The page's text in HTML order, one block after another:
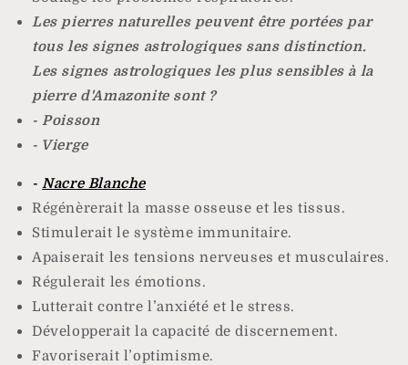
Les pierres naturelles peuvent être portées par
tous les signes astrologiques sans distinction.
Les signes astrologiques les plus sensibles à la
pierre d'Amazonite sont ?
- Poisson
- Vierge
-Nacre Blanche
Régénèrerait la masse osseuse et les tissus.
Stimulerait le système immunitaire.
Apaiserait les tensions nerveuses et musculaires.
Régulerait les émotions.
Lutterait contre l’anxiété et le stress.
Développerait la capacité de discernement.
Favoriserait l’optimisme.